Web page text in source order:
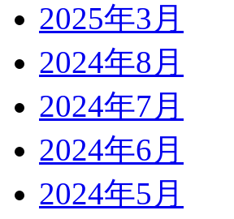
2025年3月
2024年8月
2024年7月
2024年6月
2024年5月